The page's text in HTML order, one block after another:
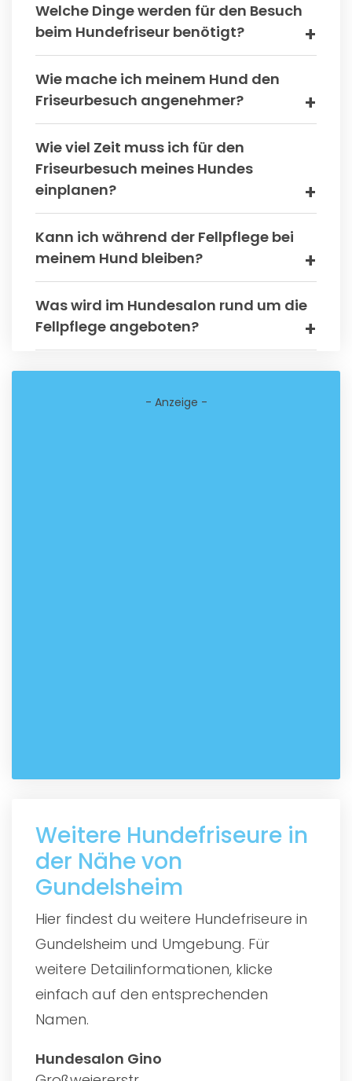
Welche Dinge werden für den Besuch
beim Hundefriseur benötigt?
Wie mache ich meinem Hund den
Friseurbesuch angenehmer?
Wie viel Zeit muss ich für den
Friseurbesuch meines Hundes
einplanen?
Kann ich während der Fellpflege bei
meinem Hund bleiben?
Was wird im Hundesalon rund um die
Fellpflege angeboten?
- Anzeige -
Weitere Hundefriseure in
der Nähe von
Gundelsheim
Hier findest du weitere Hundefriseure in
Gundelsheim und Umgebung. Für
weitere Detailinformationen, klicke
einfach auf den entsprechenden
Namen.
Hundesalon Gino